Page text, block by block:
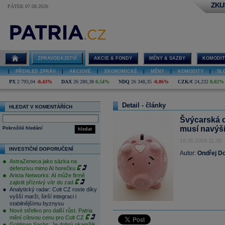
PÁTEK 07.08.2026
ZPRAVODAJSTVÍ AKCIE & FONDY MĚNY & SAZBY
PŘEHLED ZPRÁV AKCIOVÉ EKONOMICKÉ MĚNY KOMODITY
PX 2 793,04 -0,43% DAX 26 280,38 0,54% NDQ 26 348,35 -0,06% CZK/€ 24,232 0,02%
HLEDAT V KOMENTÁŘÍCH
hledat
Pokročilé hledání
INVESTIČNÍ DOPORUČENÍ
AstraZeneca jako sázka na
defenzivu mimo AI horečku
Arista Networks: AI může firmě
zajistit příznivý vítr do zad
Analytický radar: Colt CZ roste díky
vyšší marži, širší integraci i
stabilnějšímu byznysu
Nové střelivo pro další růst. Patria
mění cílovou cenu pro Colt CZ
Detail - články
Švýcarská
musí
18.06.2009 11:38
Autor: Ondřej